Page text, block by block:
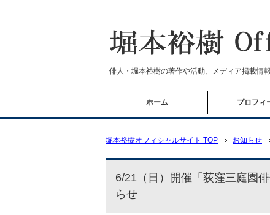
俳人・堀本裕樹の著作や活動、メディア掲載情
ホーム プロフィ
堀本裕樹オフィシャルサイト TOP お知らせ
6/21（日）開催「荻窪三庭園
らせ